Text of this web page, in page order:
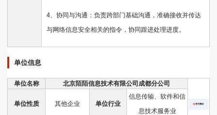
4、协同与沟通：负责跨部门基础沟通，准确接收并传达
与网络信息安全相关的指令，协同跟进处理进度。
单位信息
单位名称 北京陌陌信息技术有限公司成都分公司
单位性质 其他企业 单位行业
信息传输、软件和信
息技术服务业